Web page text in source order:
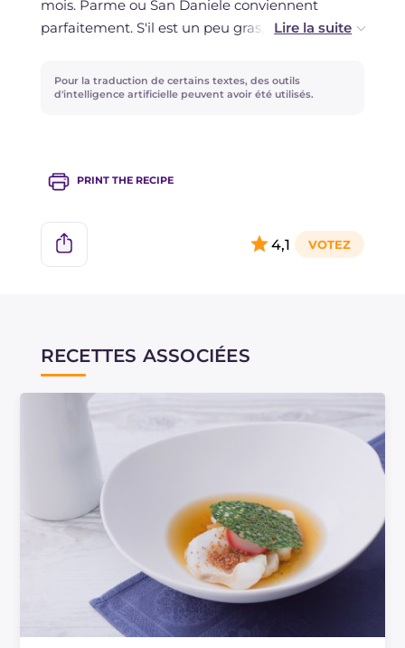
mois. Parme ou San Daniele conviennent
parfaitement. S'il est un peu gras, ne vous
et le résultat sera le même.
trop, le jambon devient bouilli et le bouillon en
dans le bouillon permet de créer un choc
thermique qui extrait la saveur du jambon et
sécher le jambon et l'échalote dans un four
statique préchauffé à 70° pendant 24 heures.
Sinon, vous pouvez les utiliser pour une sauce.
Pour la traduction de certains textes, des outils
d'intelligence artificielle peuvent avoir été utilisés.
PRINT THE RECIPE
4,1
RECETTES ASSOCIÉES